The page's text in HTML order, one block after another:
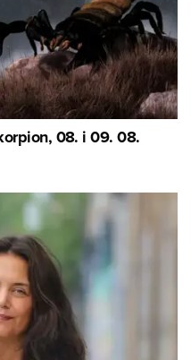
08. i 09. 08.